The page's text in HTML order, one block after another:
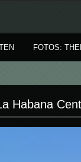
FOTOS:
Habana